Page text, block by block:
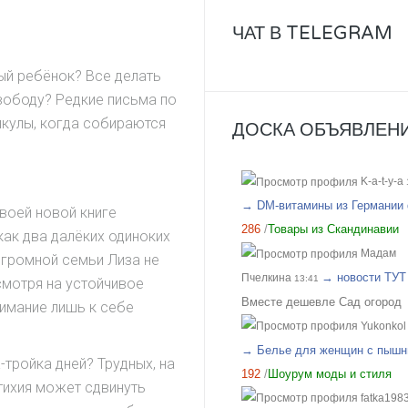
ребёнок? Все делать
Редкие письма по
когда собираются
новой книге
два далёких одиноких
семьи Лиза не
на устойчивое
лишь к себе
дней? Трудных, на
может сдвинуть
Отличный организатор, всегда
бы, но в хб лучше чтобы было
ЧАТ В TELEGRAM
ДОСКА
K-a-t-y-a
→ DM-витамины из
286 /Товары из Скандинавии
Мадам
Пчелкина 13:41 → новости ТУТ
Вместе дешевле Сад огород
Yukonkol
→ Белье для женщин с
192 /Шоурум моды и стиля
fatka1983